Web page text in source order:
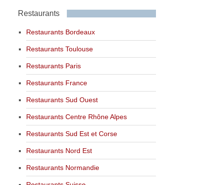
Restaurants
Restaurants Bordeaux
Restaurants Toulouse
Restaurants Paris
Restaurants France
Restaurants Sud Ouest
Restaurants Centre Rhône Alpes
Restaurants Sud Est et Corse
Restaurants Nord Est
Restaurants Normandie